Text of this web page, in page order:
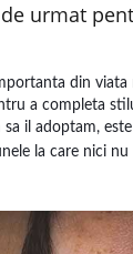
urmat
din viata
a completa
sa il adoptam,
la care nici nu